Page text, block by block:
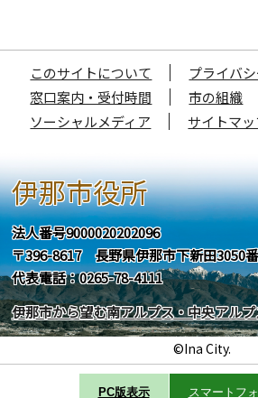
このサイトについて
プライバ
窓口案内・受付時間
市の組織
ソーシャルメディア
サイトマ
伊那市役所
法人番号9000020202096
〒396-8617 長野県伊那市下新田3050
代表電話：0265-78-4111
伊那市から望む南アルプス・中央アル
©Ina City.
PC版表示 スマートフ